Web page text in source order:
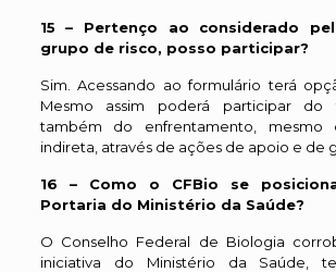
15 – Pertenço ao considerado
grupo de risco, posso participar?
Sim. Acessando ao formulário terá
Mesmo assim poderá participar do
também do enfrentamento, mesmo
indireta, através de ações de apoio e de
16 – Como o CFBio se
Portaria do Ministério da Saúde?
O Conselho Federal de Biologia
iniciativa do Ministério da Saúde,